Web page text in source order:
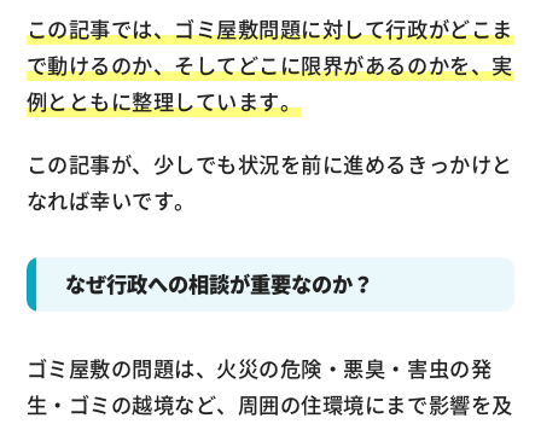
この記事では、ゴミ屋敷問題に対して行政がどこま
で動けるのか、そしてどこに限界があるのかを、実
例とともに整理しています。
この記事が、少しでも状況を前に進めるきっかけと
なれば幸いです。
なぜ行政への相談が重要なのか？
ゴミ屋敷の問題は、火災の危険・悪臭・害虫の発
生・ゴミの越境など、周囲の住環境にまで影響を及